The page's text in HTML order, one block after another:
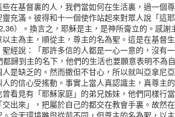
基督裏的人，我們當如何在生活裏，過一個
靈充滿。彼得和十一個使作站起來對眾人說「這
）。換言之，耶穌是主，是神所膏立的。感
主為主，順從主，尊主的名為聖。這是在基督
聖經說：「那許多信的人都是一心一意的，沒有
都歸到主的名下，他們的生活也要願意表明不為
人是缺乏的。然而撒但不甘心，所以就叫亞拿尼
的信心受搖動。事實上當人真認識主，真尊主
曾看見有「耶穌家庭」的弟兄姊妹，他們同樣行
交出來」，把屬於自己的都交在教會手裏。故然